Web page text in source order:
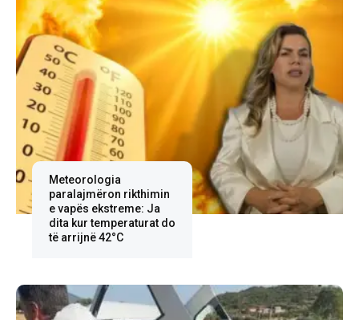
Meteorologia
paralajmëron rikthimin
e vapës ekstreme: Ja
dita kur temperaturat do
të arrijnë 42°C